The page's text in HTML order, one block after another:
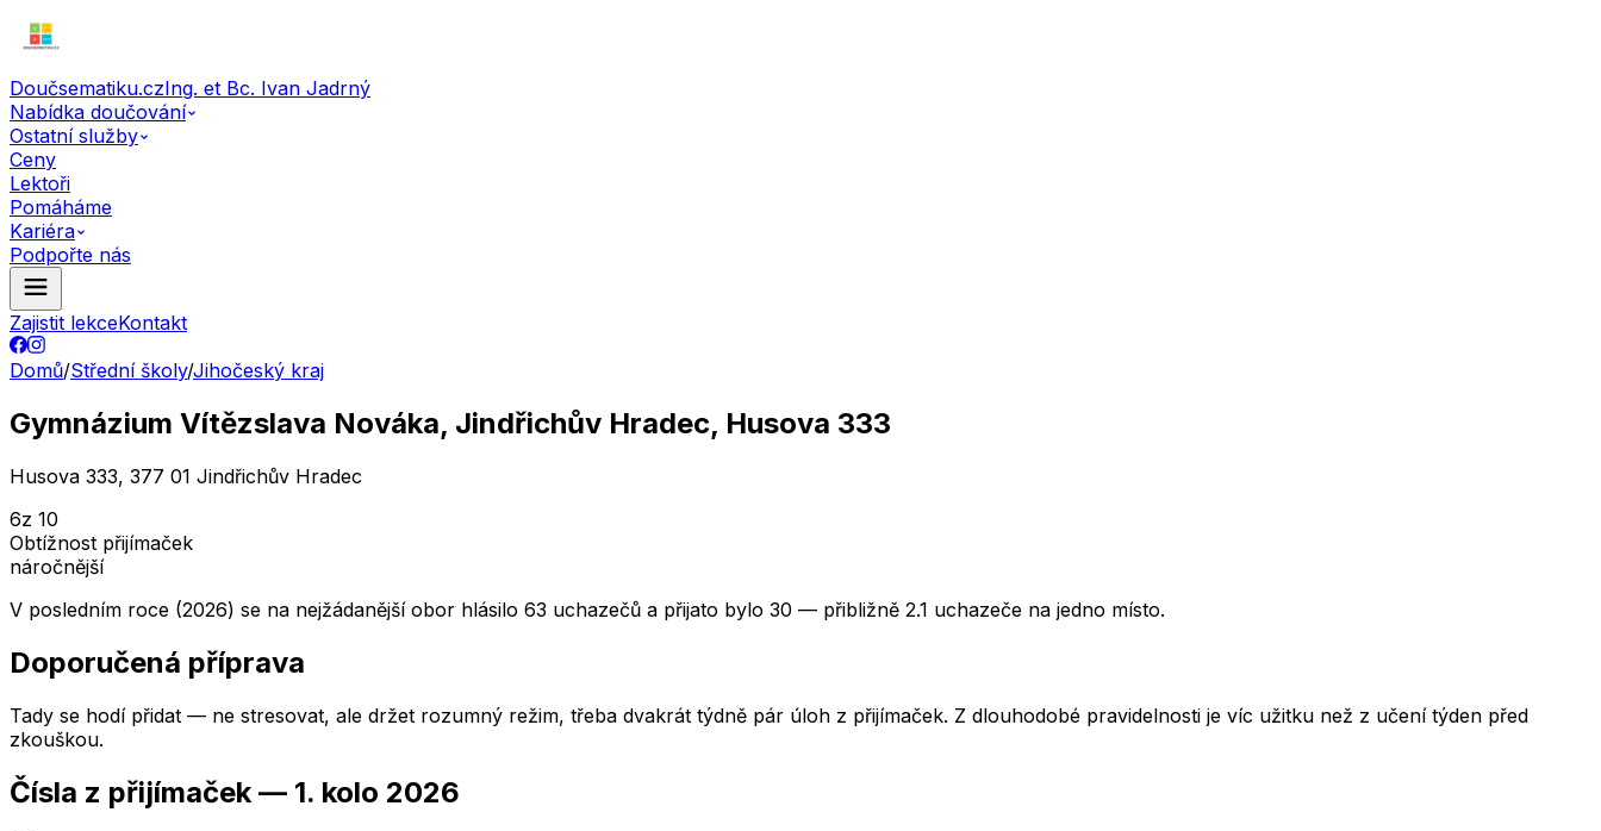
Doučsematiku.czIng. et Bc. Ivan Jadrný
Nabídka doučování
Ostatní služby
Ceny
Lektoři
Pomáháme
Kariéra
Podpořte nás
Zajistit lekceKontakt
Domů/Střední školy/Jihočeský kraj
Gymnázium Vítězslava Nováka, Jindřichův Hradec, Husova 333
Husova 333, 377 01 Jindřichův Hradec
6z 10
Obtížnost přijímaček
náročnější
V posledním roce (2026) se na nejžádanější obor hlásilo 63 uchazečů a přijato bylo 30 — přibližně 2.1 uchazeče na jedno místo.
Doporučená příprava
Tady se hodí přidat — ne stresovat, ale držet rozumný režim, třeba dvakrát týdně pár úloh z přijímaček. Z dlouhodobé pravidelnosti je víc užitku než z učení týden před
zkouškou.
Čísla z přijímaček — 1. kolo 2026